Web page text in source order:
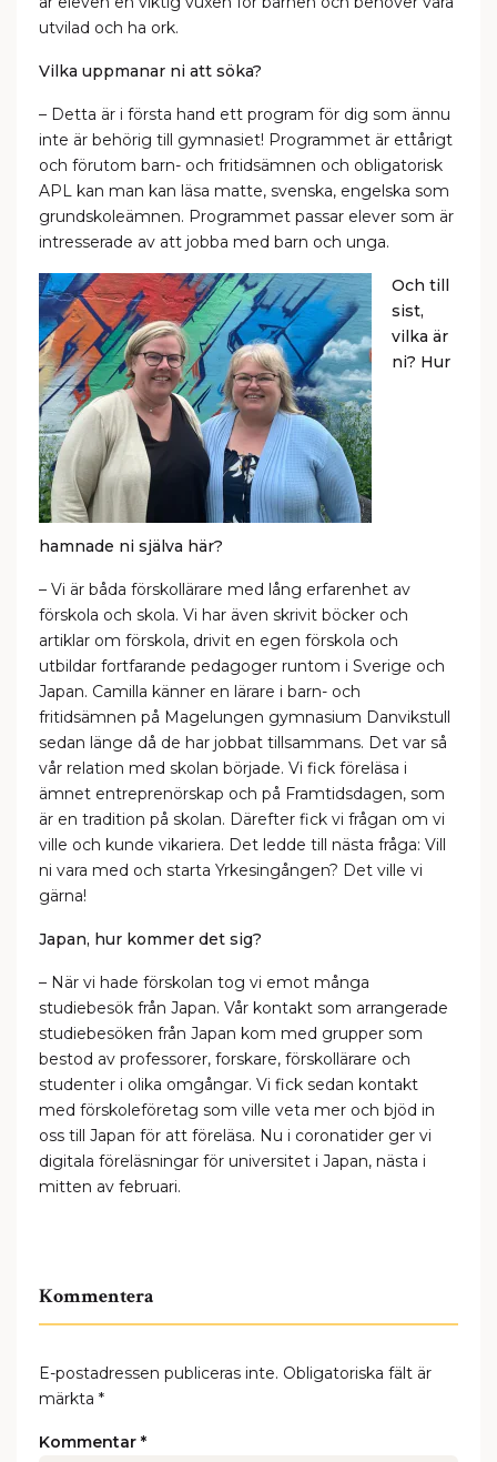
utvilad och ha ork.
Vilka uppmanar ni att söka?
– Detta är i första hand ett program för dig som ännu
inte är behörig till gymnasiet! Programmet är ettårigt
och förutom barn- och fritidsämnen och obligatorisk
APL kan man kan läsa matte, svenska, engelska som
grundskoleämnen. Programmet passar elever som är
intresserade av att jobba med barn och unga.
Och till
sist,
vilka är
ni? Hur
hamnade ni själva här?
– Vi är båda förskollärare med lång erfarenhet av
förskola och skola. Vi har även skrivit böcker och
artiklar om förskola, drivit en egen förskola och
utbildar fortfarande pedagoger runtom i Sverige och
Japan. Camilla känner en lärare i barn- och
fritidsämnen på Magelungen gymnasium Danvikstull
sedan länge då de har jobbat tillsammans. Det var så
vår relation med skolan började. Vi fick föreläsa i
ämnet entreprenörskap och på Framtidsdagen, som
är en tradition på skolan. Därefter fick vi frågan om vi
ville och kunde vikariera. Det ledde till nästa fråga: Vill
ni vara med och starta Yrkesingången? Det ville vi
gärna!
Japan, hur kommer det sig?
– När vi hade förskolan tog vi emot många
studiebesök från Japan. Vår kontakt som arrangerade
studiebesöken från Japan kom med grupper som
bestod av professorer, forskare, förskollärare och
studenter i olika omgångar. Vi fick sedan kontakt
med förskoleföretag som ville veta mer och bjöd in
oss till Japan för att föreläsa. Nu i coronatider ger vi
digitala föreläsningar för universitet i Japan, nästa i
mitten av februari.
Kommentera
E-postadressen publiceras inte. Obligatoriska fält är
märkta *
Kommentar *